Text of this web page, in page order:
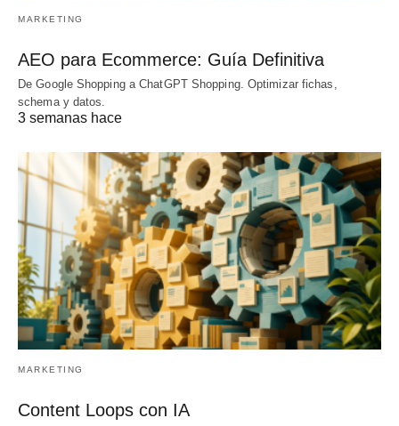
MARKETING
AEO para Ecommerce: Guía Definitiva
De Google Shopping a ChatGPT Shopping. Optimizar fichas,
schema y datos.
3 semanas hace
MARKETING
Content Loops con IA